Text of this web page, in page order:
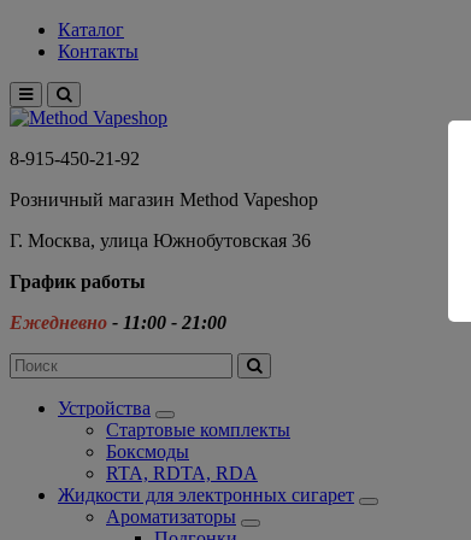
Каталог
Контакты
8-915-450-21-92
Розничный магазин Method Vapeshop
Г. Москва, улица Южнобутовская 36
График работы
Ежедневно - 11:00 - 21:00
Устройства
Стартовые комплекты
Боксмоды
RTA, RDTA, RDA
Жидкости для электронных сигарет
Ароматизаторы